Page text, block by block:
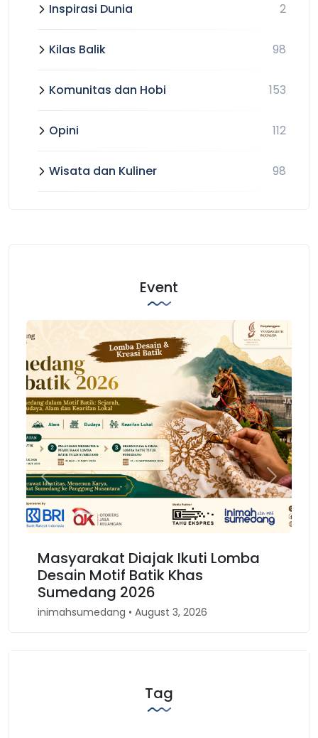
Inspirasi Dunia 2
Kilas Balik 98
Komunitas dan Hobi 153
Opini 112
Wisata dan Kuliner 98
Event
Masyarakat Diajak Ikuti Lomba
Desain Motif Batik Khas
Sumedang 2026
inimahsumedang • August 3, 2026
Previous Next
Tag